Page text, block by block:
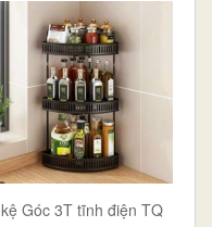
kệ Góc 3T tĩnh điện TQ